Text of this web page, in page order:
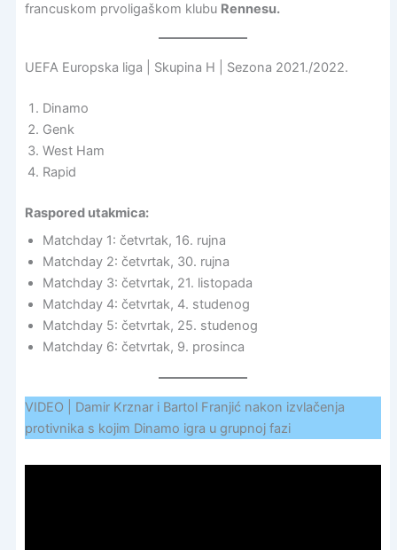
francuskom prvoligaškom klubu Rennesu.
UEFA Europska liga | Skupina H | Sezona 2021./2022.
Dinamo
Genk
West Ham
Rapid
Raspored utakmica:
Matchday 1: četvrtak, 16. rujna
Matchday 2: četvrtak, 30. rujna
Matchday 3: četvrtak, 21. listopada
Matchday 4: četvrtak, 4. studenog
Matchday 5: četvrtak, 25. studenog
Matchday 6: četvrtak, 9. prosinca
VIDEO | Damir Krznar i Bartol Franjić nakon izvlačenja
protivnika s kojim Dinamo igra u grupnoj fazi